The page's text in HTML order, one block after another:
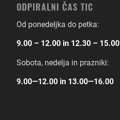
ODPIRALNI ČAS TIC
Od ponedeljka do petka:
9.00 – 12.00 in 12.30 – 15.00
Sobota, nedelja in prazniki:
9.00―12.00 in 13.00―16.00